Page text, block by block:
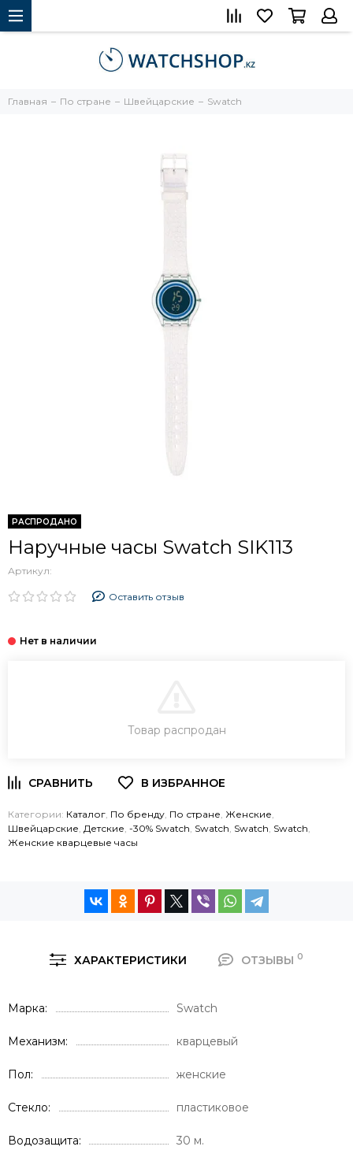
Главная По стране Швейцарские Swatch
РАСПРОДАНО
Наручные часы Swatch SIK113
Артикул:
Оставить отзыв
ЗАКАЗ В ОДИН КЛИК
Товар распродан
Категории: Каталог По бренду По стране Женские
Швейцарские Детские -30% Swatch Swatch Swatch Swatch
Женские кварцевые часы
ХАРАКТЕРИСТИКИ ОТЗЫВЫ 0
Марка Swatch
Механизм кварцевый
Пол женские
Стекло пластиковое
Водозащита 30 м.